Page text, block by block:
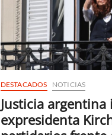
crucero
que
partió
de
Argentina
DESTACADOS NOTICIAS
Justicia argentina
expresidenta